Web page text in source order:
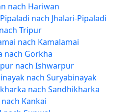
nach Hariwan
nach Jhalari-Pipaladi
Tripur
nach Kamalamai
nach Gorkha
nach Ishwarpur
nach Suryabinayak
nach Sandhikharka
Kankai